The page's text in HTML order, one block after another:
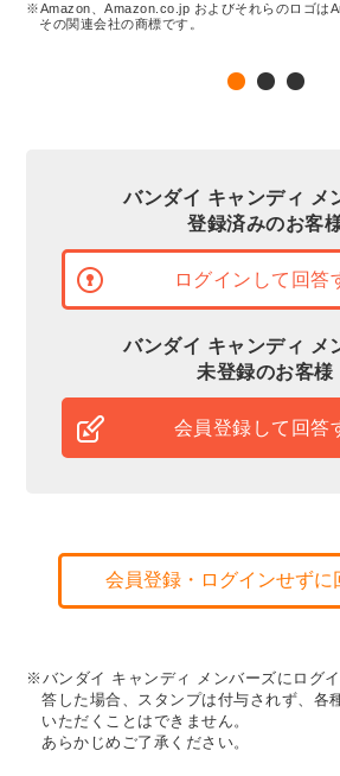
※Amazon、Amazon.co.jp およびそれらのロゴは
その関連会社の商標です。
バンダイ キャンディ メ
登録済みのお客
ログインして回答
バンダイ キャンディ メ
未登録のお客様
会員登録して回答
会員登録・ログインせずに
※バンダイ キャンディ メンバーズにログ
答した場合、スタンプは付与されず、各
いただくことはできません。
あらかじめご了承ください。